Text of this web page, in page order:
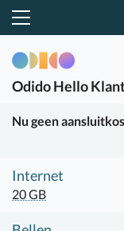
OdidoHello
Nu geen
Internet
20 GB